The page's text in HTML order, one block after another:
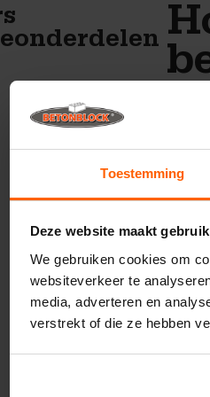
Toestemming
Deze website maakt
We gebruiken cookies om
websiteverkeer te
media, adverteren en
verstrekt of die ze hebben
Voor
Wig:
Pin: